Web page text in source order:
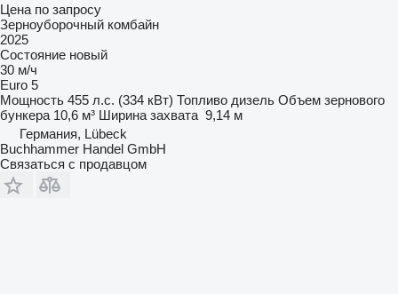
Цена по запросу
Зерноуборочный комбайн
2025
Состояние новый
30 м/ч
Euro 5
Мощность 455 л.с. (334 кВт) Топливо дизель Объем зернового
бункера 10,6 м³ Ширина захвата 9,14 м
Германия, Lübeck
Buchhammer Handel GmbH
Связаться с продавцом